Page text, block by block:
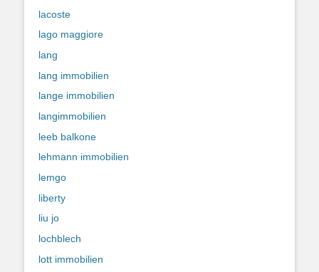
lacoste
lago maggiore
lang
lang immobilien
lange immobilien
langimmobilien
leeb balkone
lehmann immobilien
lemgo
liberty
liu jo
lochblech
lott immobilien